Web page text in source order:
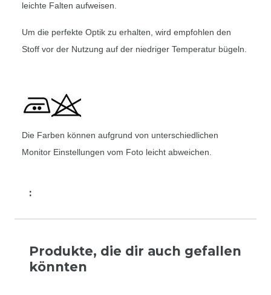
leichte Falten aufweisen.
Um die perfekte Optik zu erhalten, wird empfohlen den
Stoff vor der Nutzung auf der niedriger Temperatur bügeln.
Die Farben können aufgrund von unterschiedlichen
Monitor Einstellungen vom Foto leicht abweichen.
:
Produkte, die dir auch gefallen
könnten